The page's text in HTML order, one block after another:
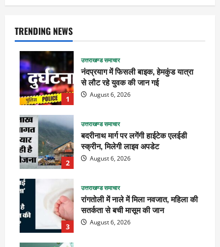
TRENDING NEWS
1
उत्तराखण्ड समाचार
नंदप्रयाग में फिसली बाइक, हेमकुंड यात्रा
से लौट रहे युवक की जान गई
August 6, 2026
2
उत्तराखण्ड समाचार
बदरीनाथ मार्ग पर लगेंगी हाईटेक एलईडी
स्क्रीन, मिलेगी लाइव अपडेट
August 6, 2026
3
उत्तराखण्ड समाचार
रांगतोली में नाले में मिला नवजात, महिला की
सतर्कता से बची मासूम की जान
August 6, 2026